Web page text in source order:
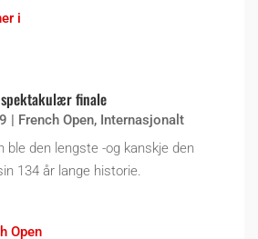
finale
| French Open, Internasjonalt
ble den lengste -og kanskje den
134 år lange historie.